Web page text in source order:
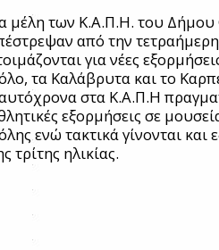
μέλη των Κ.Α.Π.Η. του Δήμου
από την
για νέες
τα Καλάβρυτα και το
στα Κ.Α.Π.Η
εξορμήσεις σε
ενώ τακτικά γίνονται και
τρίτης ηλικίας.